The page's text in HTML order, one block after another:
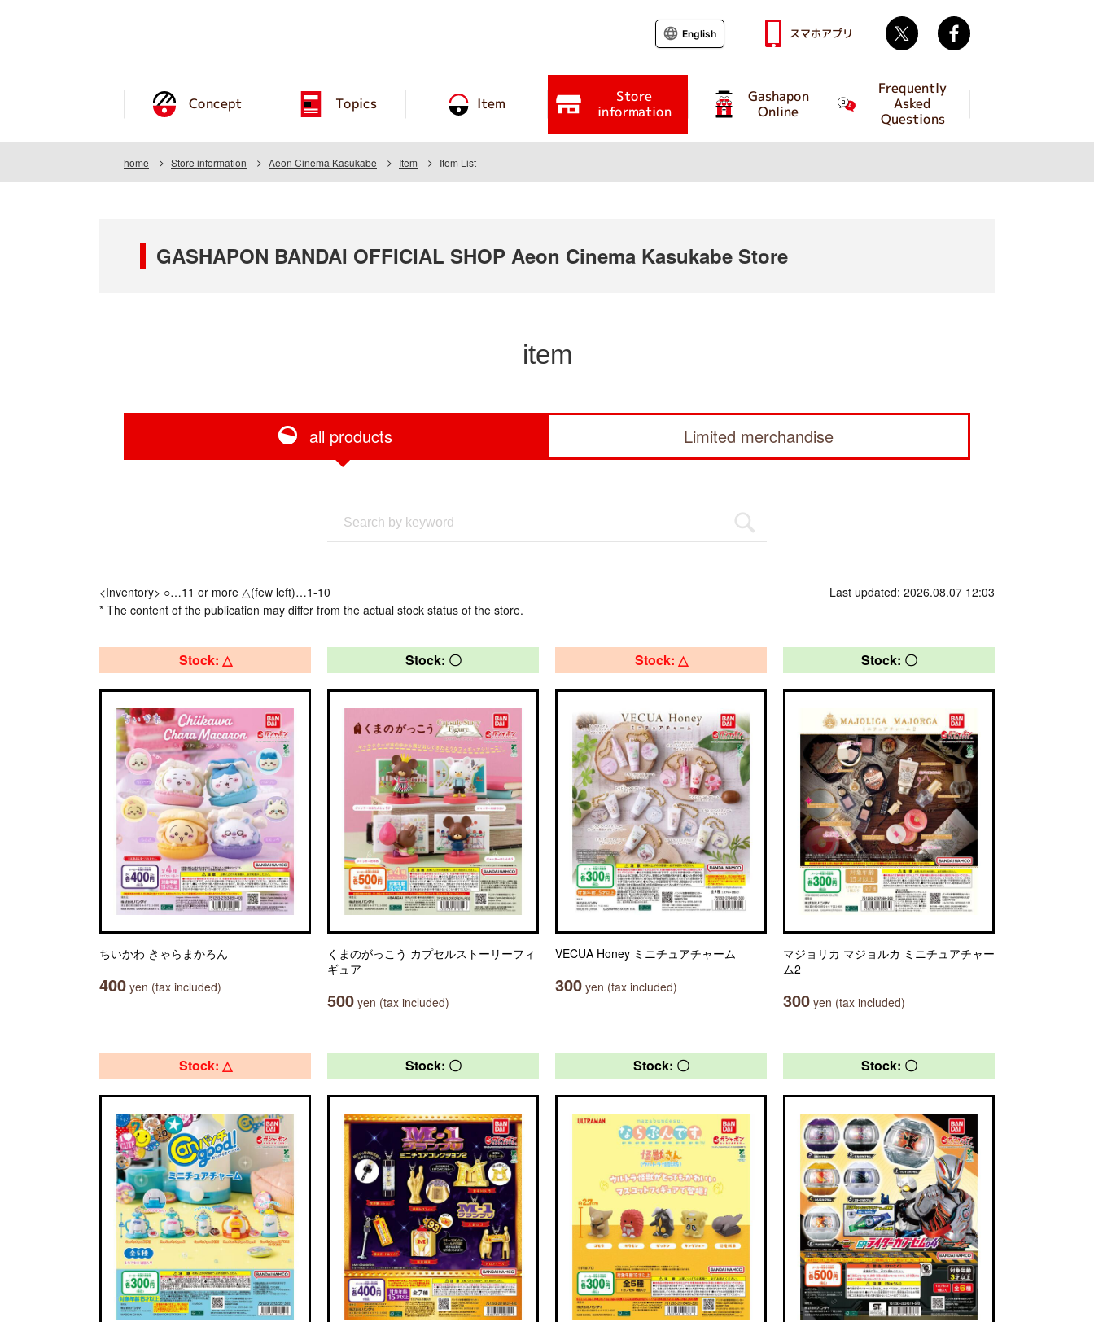
Concept Topics Item Store
information
Gashapon
Online
Frequently
Asked
Questions
English スマホアプリ Twitter
home Store information Aeon Cinema Kasukabe Item Item List
GASHAPON BANDAI OFFICIAL SHOP Aeon Cinema Kasukabe Store
item
all products Limited merchandise
<Inventory> ○…11 or more △(few left)…1-10
* The content of the publication may differ from the actual stock status of the store.
Last updated: 2026.08.07 12:03
Stock: △
ちいかわ きゃらまかろん
400 yen (tax included)
Stock: 〇
くまのがっこう カプセルストーリーフィ
ギュア
500 yen (tax included)
Stock: △
VECUA Honey ミニチュアチャーム
300 yen (tax included)
Stock: 〇
マジョリカ マジョルカ ミニチュアチャー
ム2
300 yen (tax included)
Stock: △ Stock: 〇 Stock: 〇 Stock: 〇